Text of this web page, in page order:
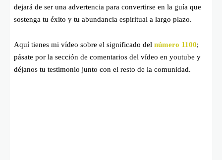
dejará de ser una advertencia para convertirse en la guía que
sostenga tu éxito y tu abundancia espiritual a largo plazo.
Aquí tienes mi vídeo sobre el significado del número 1100;
pásate por la sección de comentarios del vídeo en youtube y
déjanos tu testimonio junto con el resto de la comunidad.